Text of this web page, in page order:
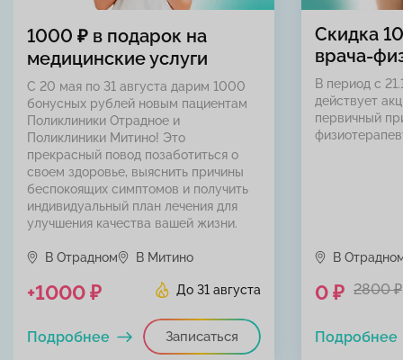
1000 ₽ в подарок на
медицинские услуги
С 20 мая по 31 августа дарим 1000
бонусных рублей новым пациентам
Поликлиники Отрадное и
Поликлиники Митино! Это
прекрасный повод позаботиться о
своем здоровье, выяснить причины
беспокоящих симптомов и получить
индивидуальный план лечения для
улучшения качества вашей жизни.
В Отрадном В Митино
До 31 августа
+1000 ₽
Записаться
Подробнее
Скидка
врача-
В период с
действует
первичный
В
0 ₽ 2800 ₽
Подробнее